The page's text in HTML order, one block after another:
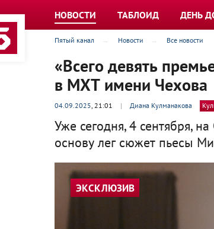
НОВОСТИ ТАБЛОИД ДЕНЬ
Пятый канал Новости Все новости
«Всего девять
в МХТ имени Чехова
04.09.2025, 21:01 | Диана Кулманакова
Уже сегодня, 4 сентября,
основу лег сюжет пьесы
ЭКСКЛЮЗИВ